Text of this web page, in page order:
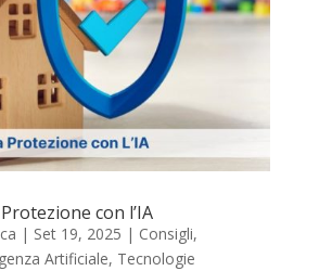
con l’IA
| Set 19, 2025 | Consigli,
Artificiale, Tecnologie